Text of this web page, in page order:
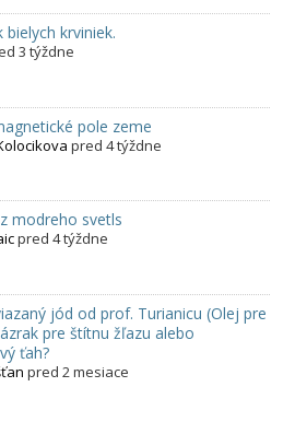
krviniek.
3 týždne
pole zeme
pred 4 týždne
modreho svetls
pred 4 týždne
jód od prof. Turianicu (Olej pre
pre štítnu žľazu alebo
ťah?
pred 2 mesiace